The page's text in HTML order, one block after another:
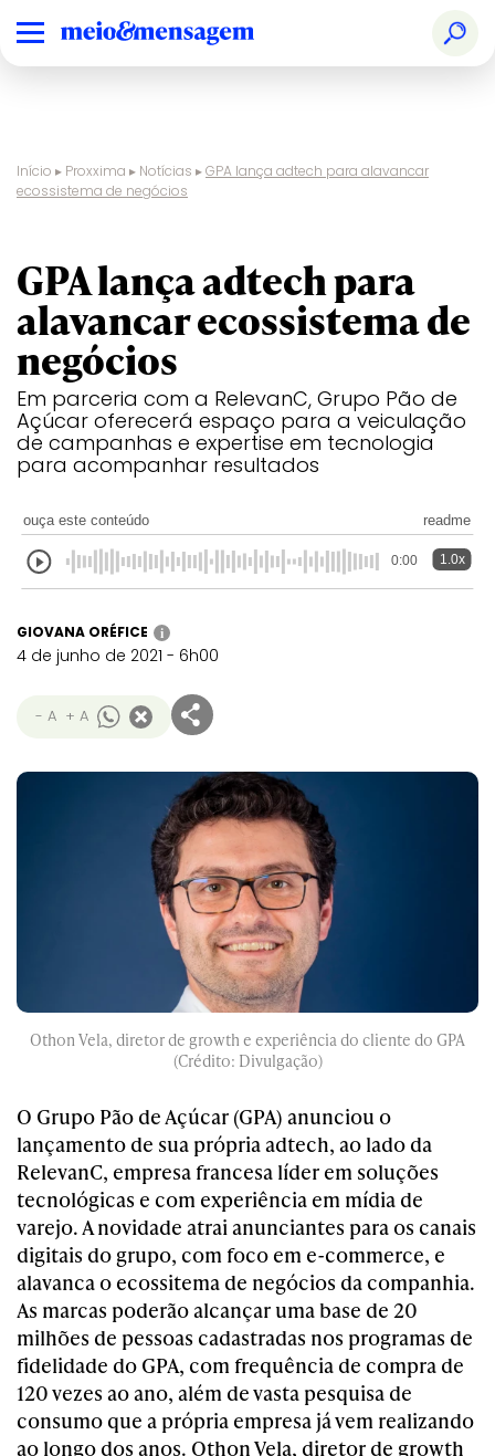
Início ▸ Proxxima ▸ Notícias ▸GPA lança adtech para alavancar
ecossistema de negócios
GPA lança adtech para
alavancar ecossistema de
negócios
Em parceria com a RelevanC, Grupo Pão de
Açúcar oferecerá espaço para a veiculação
de campanhas e expertise em tecnologia
para acompanhar resultados
ouça este conteúdo readme
0:00 1.0x
GIOVANA ORÉFICE i
4 de junho de 2021 - 6h00
- A + A
Othon Vela, diretor de growth e experiência do cliente do GPA
(Crédito: Divulgação)
O Grupo Pão de Açúcar (GPA) anunciou o
lançamento de sua própria adtech, ao lado da
RelevanC, empresa francesa líder em soluções
tecnológicas e com experiência em mídia de
varejo. A novidade atrai anunciantes para os canais
digitais do grupo, com foco em e-commerce, e
alavanca o ecossitema de negócios da companhia.
As marcas poderão alcançar uma base de 20
milhões de pessoas cadastradas nos programas de
fidelidade do GPA, com frequência de compra de
120 vezes ao ano, além de vasta pesquisa de
consumo que a própria empresa já vem realizando
ao longo dos anos. Othon Vela, diretor de growth